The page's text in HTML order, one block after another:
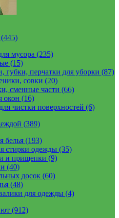
мусора (235)
(15)
губки, перчатки для уборки (87)
совки (20)
сменные части (66)
окон (16)
чистки поверхностей (6)
(389)
белья (193)
стирки одежды (35)
и прищепки (9)
(40)
досок (60)
(48)
для одежды (4)
(912)